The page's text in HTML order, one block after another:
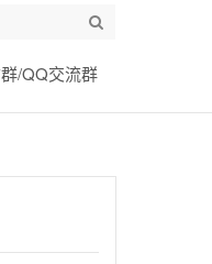
/QQ交流群